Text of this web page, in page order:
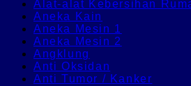
Alat-alat Kebersihan
Aneka Kain
Aneka Mesin 1
Aneka Mesin 2
Angklung
Anti Oksidan
Anti Tumor / Kanker